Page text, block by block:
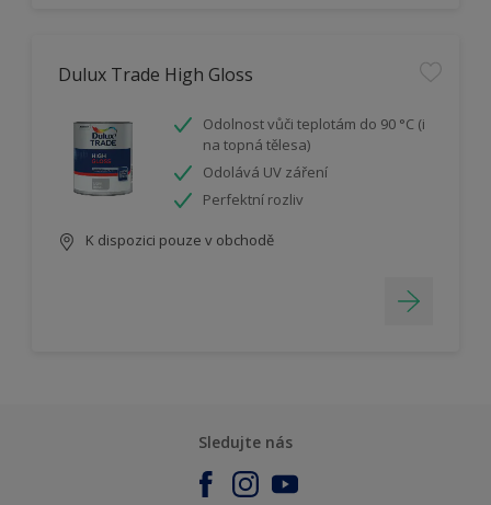
Dulux Trade High Gloss
Odolnost vůči teplotám do 90 °C (i
na topná tělesa)
Odolává UV záření
Perfektní rozliv
K dispozici pouze v obchodě
Sledujte nás